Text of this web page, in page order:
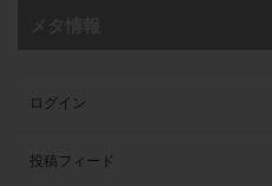
ログイン
投稿フィード